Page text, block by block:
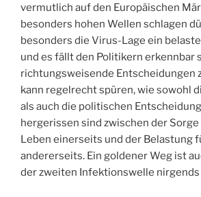
vermutlich auf den Europäischen
besonders hohen Wellen schlagen
besonders die Virus-Lage ein
und es fällt den Politikern erkennbar
richtungsweisende Entscheidungen
kann regelrecht spüren, wie sowohl
als auch die politischen
hergerissen sind zwischen der Sorge
Leben einerseits und der Belastung
andererseits. Ein goldener Weg ist
der zweiten Infektionswelle nirgends